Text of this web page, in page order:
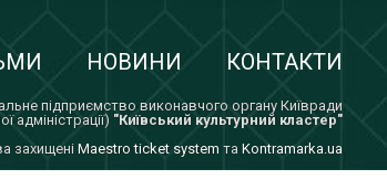
НОВИНИ КОНТАКТИ
підприємство виконавчого органу Київради
адміністрації) "Київський культурний кластер"
захищенiMaestro ticket system та Kontramarka.ua